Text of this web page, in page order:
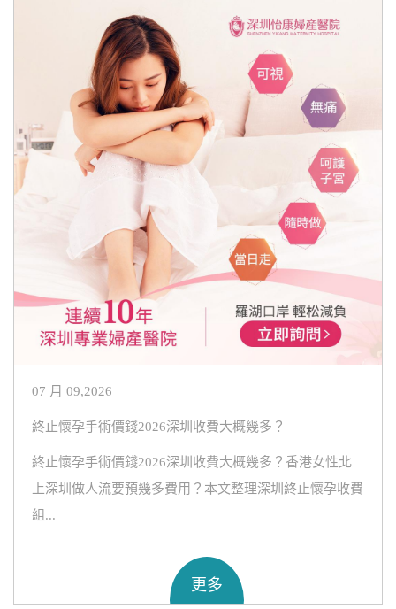
07 月 09,2026
終止懷孕手術價錢2026深圳收費大概幾多？
終止懷孕手術價錢2026深圳收費大概幾多？香港女性北
上深圳做人流要預幾多費用？本文整理深圳終止懷孕收費
組...
更多